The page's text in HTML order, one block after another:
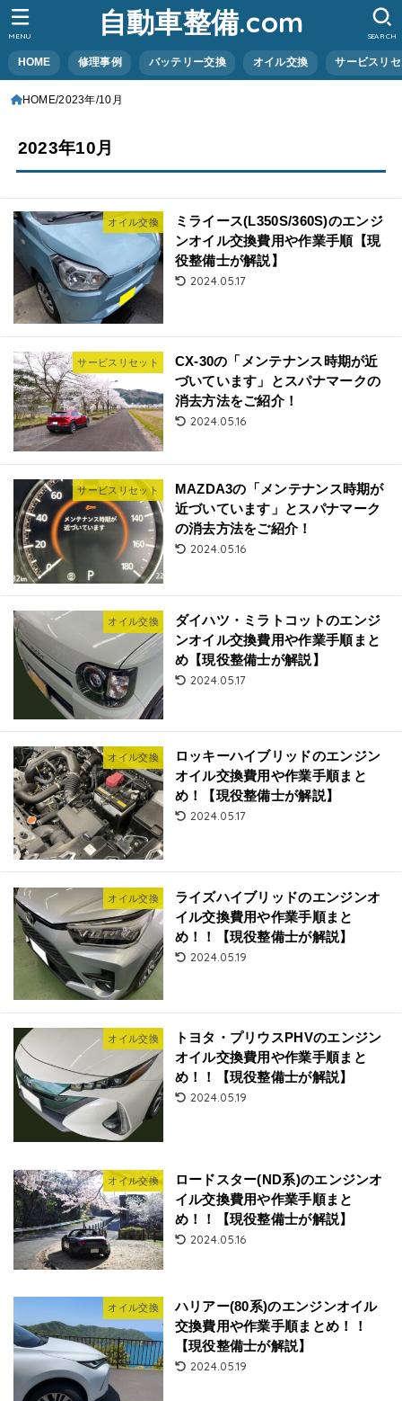
自動車整備.com
HOME 修理事例 バッテリー交換 オイル交換 サービスリ
SEARCH
MENU
HOME 2023年 10月
2023年10月
オイル交換
ミライース(L350S/360S)のエンジ
ンオイル交換費用や作業手順【現
役整備士が解説】
2024.05.17
サービスリセット
CX-30の「メンテナンス時期が近
づいています」とスパナマークの
消去方法をご紹介！
2024.05.16
サービスリセット
MAZDA3の「メンテナンス時期が
近づいています」とスパナマーク
の消去方法をご紹介！
2024.05.16
オイル交換
ダイハツ・ミラトコットのエンジ
ンオイル交換費用や作業手順まと
め【現役整備士が解説】
2024.05.17
オイル交換
ロッキーハイブリッドのエンジン
オイル交換費用や作業手順まと
め！【現役整備士が解説】
2024.05.17
オイル交換
ライズハイブリッドのエンジンオ
イル交換費用や作業手順まと
め！！【現役整備士が解説】
2024.05.19
オイル交換
トヨタ・プリウスPHVのエンジン
オイル交換費用や作業手順まと
め！！【現役整備士が解説】
2024.05.19
オイル交換
ロードスター(ND系)のエンジンオ
イル交換費用や作業手順まと
め！！【現役整備士が解説】
2024.05.16
オイル交換
ハリアー(80系)のエンジンオイル
交換費用や作業手順まとめ！！
【現役整備士が解説】
2024.05.19